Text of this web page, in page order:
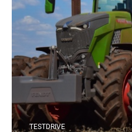
TESTDRIVE